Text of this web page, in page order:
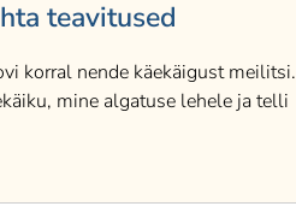
teavitused
korral nende käekäigust meilitsi.
mine algatuse lehele ja telli